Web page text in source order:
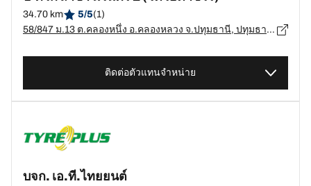
34.70 km 5/5(1)
58/847 ม.13 ต.คลองหนึ่ง อ.คลองหลวง จ.ปทุมธานี, ปทุมธานี - 12120
ติดต่อตัวแทนจำหน่าย
บจก. เอ.ที.ไทยยนต์